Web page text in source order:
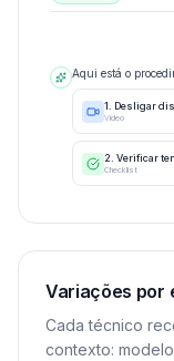
Aqui está o
1. Desligar
Vídeo
2. Verificar
Checklist
Variações por
Cada técnico
contexto: